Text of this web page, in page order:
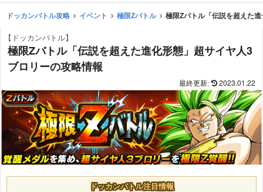
ドッカンバトル攻略 イベント 極限Zバトル 極限Zバトル「伝説を超えた
【ドッカンバトル】
極限Zバトル「伝説を超えた進化形態」超サイヤ人3
ブロリーの攻略情報
2023.01.22
ドッカンバトル注目情報